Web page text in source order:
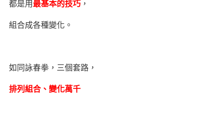
都是用 最基本的技巧，
組合成各種變化。
如同詠春拳，三個套路，
排列組合、變化萬千